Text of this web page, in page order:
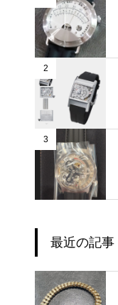
2
3
最近の記事